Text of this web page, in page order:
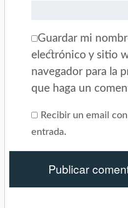
Guardar mi
electrónico y sitio
navegador para la
que haga un
Recibir un email
entrada.